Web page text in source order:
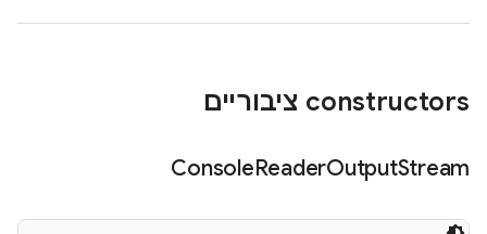
‫constructors ציבוריים
ConsoleReaderOutputStream